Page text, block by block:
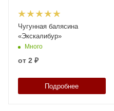
Чугунная балясина
«Экскалибур»
Много
от 2 ₽
Подробнее